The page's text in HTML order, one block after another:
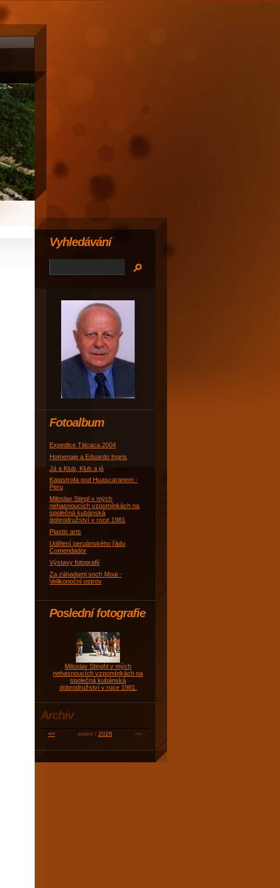
Fotoalbum
Expedice Titicaca 2004
Homenaje a Eduardo Ingris
Já a Klub, Klub a já
Katastrofa pod Huascaranem -
Peru
Miloslav Stingl v mých
nehasnoucích vzpomínkách na
společná kubánská
dobrodružství v roce 1981
Plastic arts
Udělení peruánského řádu
Comendador
Výstavy fotografií
Za záhadami soch Moai -
Velikonoční ostrov
Poslední fotografie
Miloslav Stinghl v mých
nehasnoucích vzpomínkách na
společná kubánská
dobrodružství v roce 1981.
Vyhledávání
Archiv
<< srpen / 2026 >>